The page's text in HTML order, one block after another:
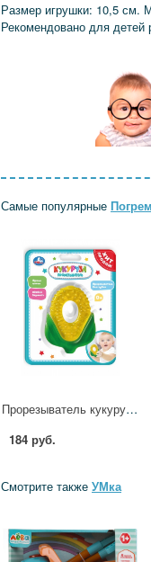
Размер игрушки: 10,5 см.
Рекомендовано для детей
Самые популярные
Прорезыватель кукуруза УМка UM-KUKURUZ-25
184 руб.
Смотрите также УМка